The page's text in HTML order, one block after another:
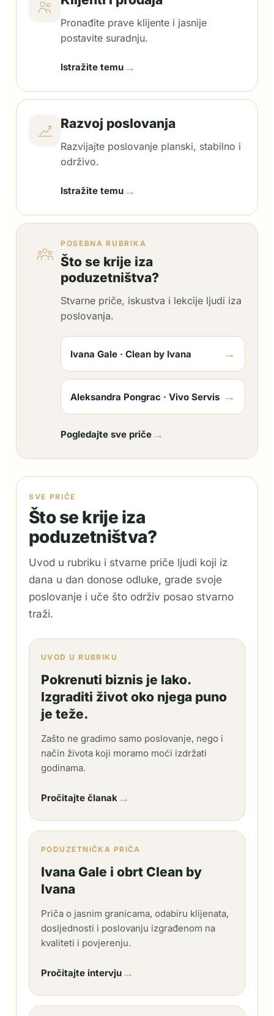
Pronađite prave klijente i jasnije
postavite suradnju.
Istražite temu →
Razvoj poslovanja
Razvijajte poslovanje planski, stabilno i
održivo.
Istražite temu →
POSEBNA RUBRIKA
Što se krije iza
poduzetništva?
Stvarne priče, iskustva i lekcije ljudi iza
poslovanja.
Ivana Gale · Clean by Ivana →
Aleksandra Pongrac · Vivo Servis →
Pogledajte sve priče →
SVE PRIČE
Što se krije iza
poduzetništva?
Uvod u rubriku i stvarne priče ljudi koji iz
dana u dan donose odluke, grade svoje
poslovanje i uče što održiv posao stvarno
traži.
UVOD U RUBRIKU
Pokrenuti biznis je lako.
Izgraditi život oko njega puno
je teže.
Zašto ne gradimo samo poslovanje, nego i
način života koji moramo moći izdržati
godinama.
Pročitajte članak →
PODUZETNIČKA PRIČA
Ivana Gale i obrt Clean by
Ivana
Priča o jasnim granicama, odabiru klijenata,
dosljednosti i poslovanju izgrađenom na
kvaliteti i povjerenju.
Pročitajte intervju →